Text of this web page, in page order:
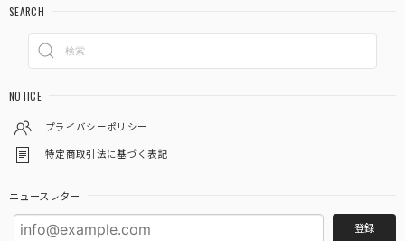
注文から２日後にはもう手元に届きました❗ ものすごく速い
御朱印ポケット３枚入りが余分に入ってました これはお寺
参りするといろんな資料がもらえるので、そういうものを入
この度は当店をご利用いただきありがとうござ
います。 また機会がありましたらよろしくお願
いいたします。
SEARCH
NOTICE
プライバシーポリシー
特定商取引法に基づく表記
ニュースレター
登録